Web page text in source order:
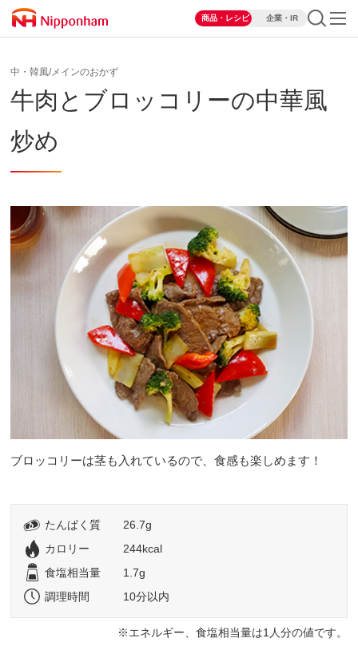
商品・レシピ 企業・IR
中・韓風/メインのおかず
牛肉とブロッコリーの中華風
炒め
ブロッコリーは茎も入れているので、食感も楽しめます！
たんぱく質
26.7g
カロリー
244kcal
食塩相当量
1.7g
調理時間
10分以内
エネルギー、食塩相当量は1人分の値です。